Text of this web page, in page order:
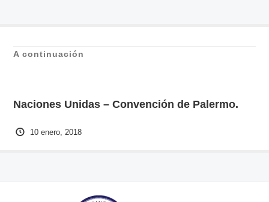
A continuación
Naciones Unidas – Convención de Palermo.
10 enero, 2018